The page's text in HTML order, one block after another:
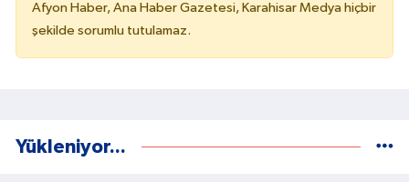
Afyon Haber, Ana Haber Gazetesi, Karahisar Medya hiçbir
şekilde sorumlu tutulamaz.
Yükleniyor...